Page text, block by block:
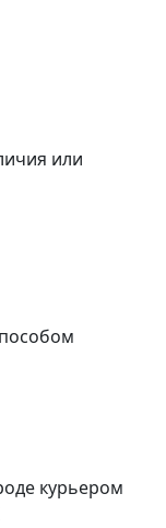
или
курьером